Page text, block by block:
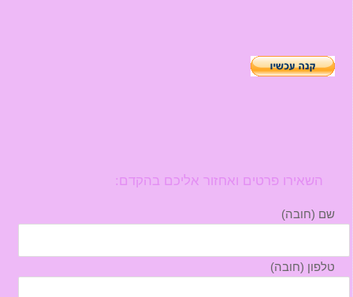
השאירו פרטים ואחזור אליכם בהקדם:
שם (חובה)
טלפון (חובה)